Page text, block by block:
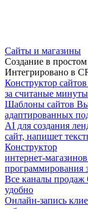
Сайты и магазины
Создание в
Интегрировано в
Конструктор сайтов
за считаные минуты
Шаблоны сайтов
адаптированных
AI для создания
сайт, напишет
Конструктор
интернет-магазинов
программирования
Все каналы продаж
удобно
Онлайн-запись